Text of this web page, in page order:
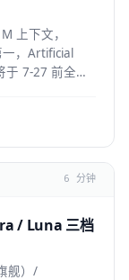
上下文，
，Artificial
7-27 前全部
6 分钟
/ Luna 三档
舰）/